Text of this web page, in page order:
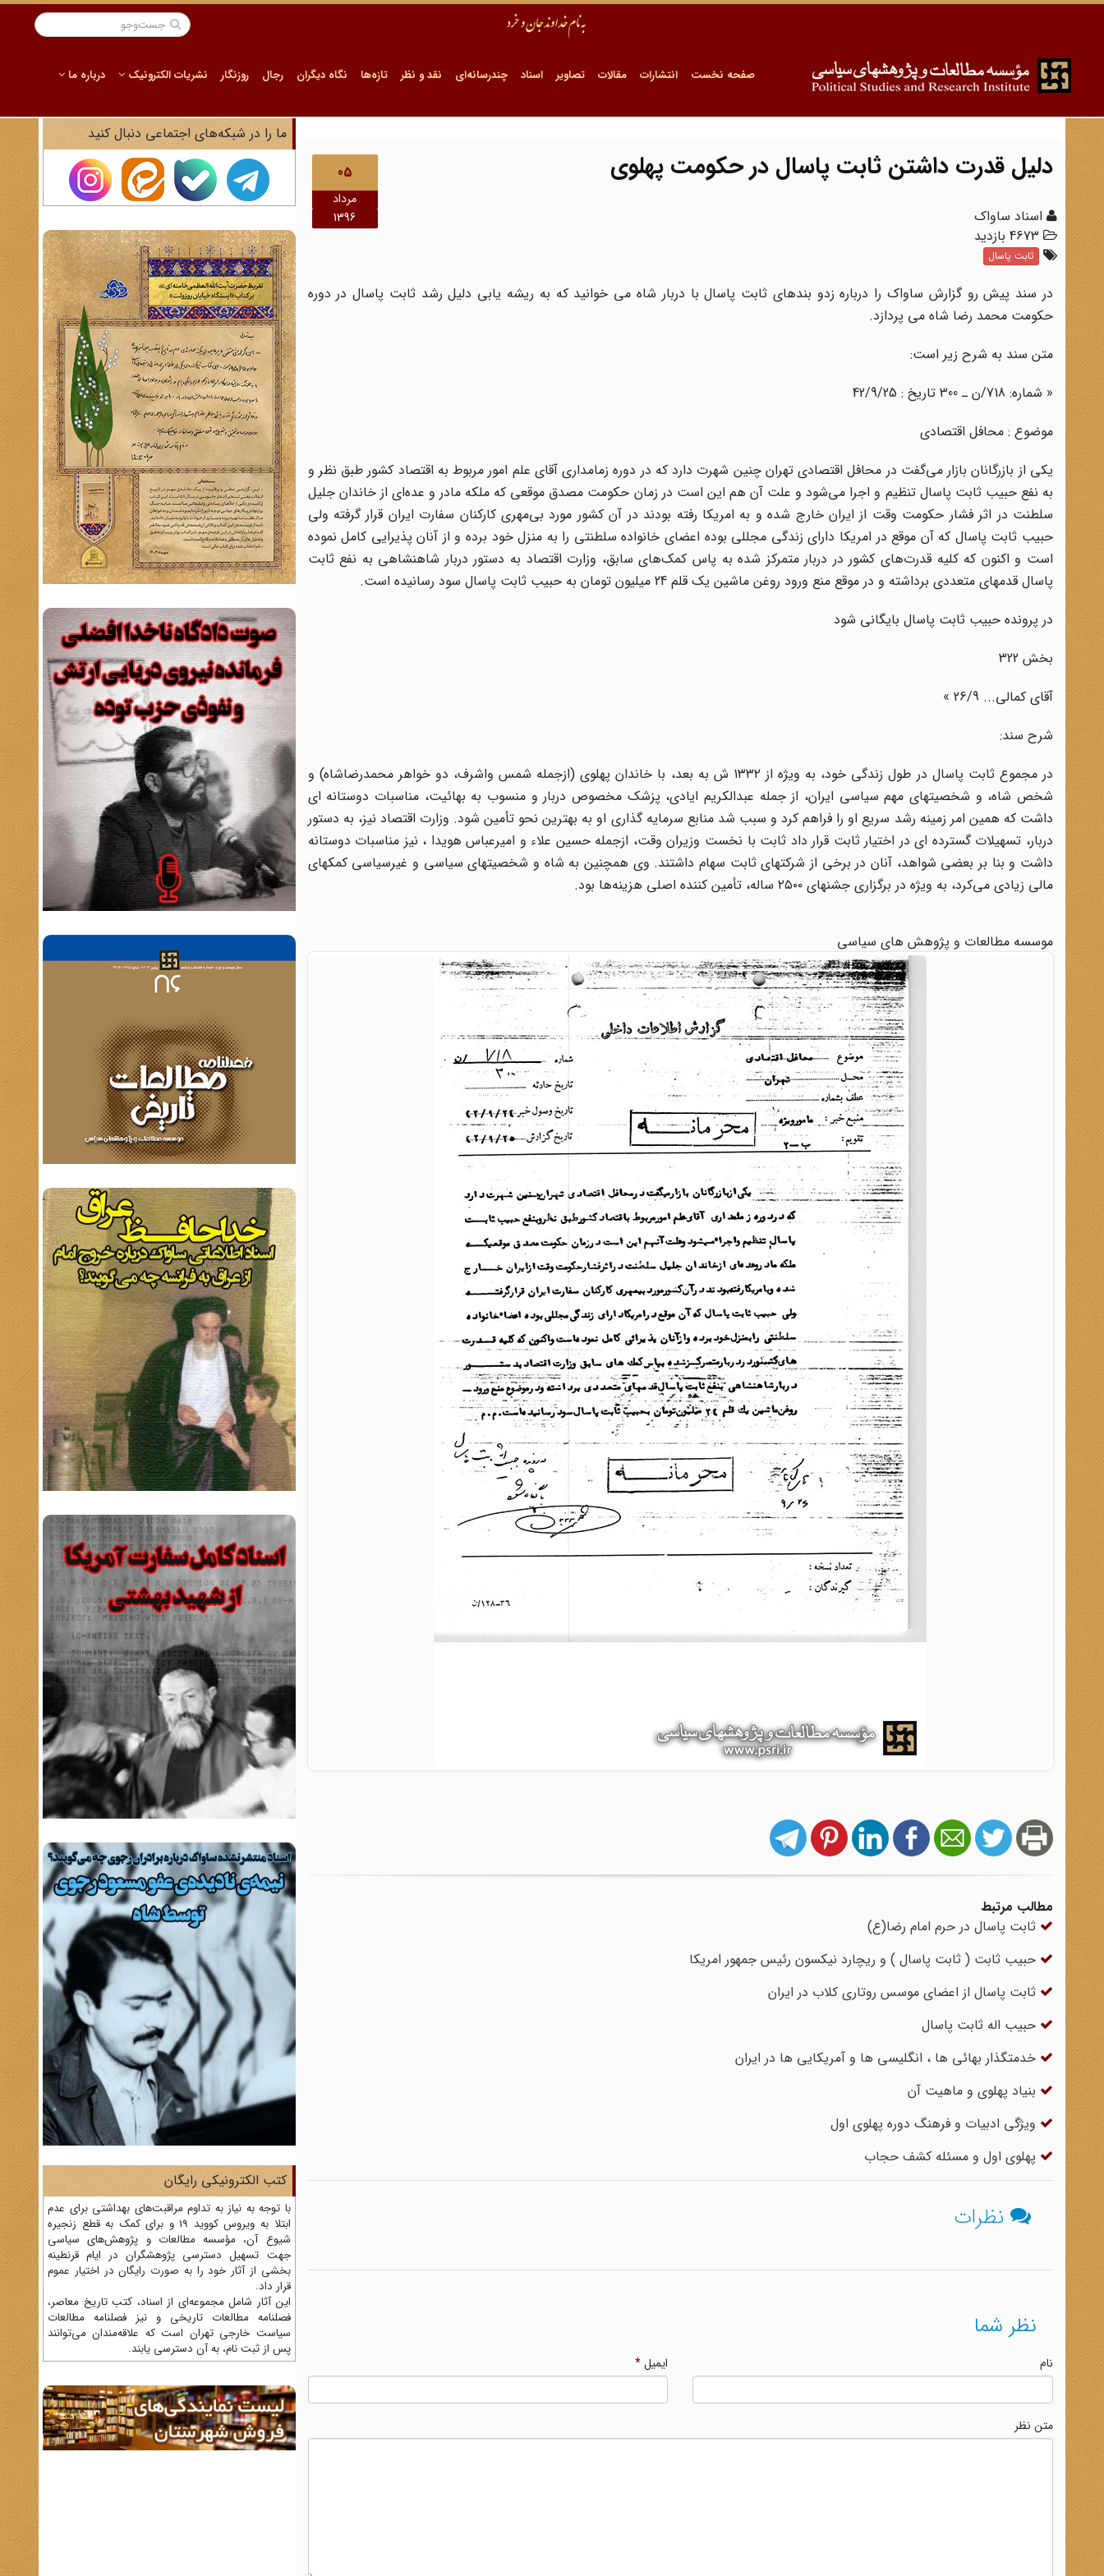
صفحه نخست انتشارات مقالات تصاویر اسناد چندرسانه‌ای نقد و نظر تازه‌ها نگاه دیگران رجال روزنگار نشریات الکترونیک درباره ما
05
مرداد
1396
دلیل قدرت داشتن ثابت پاسال در حکومت پهلوی
اسناد ساواک
ثابت پاسال
در سند پیش رو گزارش ساواک را درباره زدو بندهای ثابت پاسال با دربار شاه می خوانید که به ریشه یابی دلیل رشد ثابت پاسال در دوره
حکومت محمد رضا شاه می پردازد.
متن سند به شرح زیر است:
« شماره‌: 718/ن ـ 300 تاریخ : 42/9/25
موضوع : محافل اقتصادی
یکی از بازرگانان بازار می‌گفت در محافل اقتصادی تهران چنین شهرت دارد که در دوره زمامداری آقای علم امور مربوط به اقتصاد کشور طبق نظر و
به نفع حبیب ثابت پاسال تنظیم و اجرا می‌شود و علت آن هم این است در زمان حکومت مصدق موقعی که ملکه مادر و عده‌ای از خاندان جلیل
سلطنت در اثر فشار حکومت وقت از ایران خارج شده و به امریکا رفته بودند در آن کشور مورد بی‌مهری کارکنان سفارت ایران قرار گرفته ولی
حبیب ثابت پاسال که آن موقع در امریکا دارای زندگی مجللی بوده اعضای خانواده سلطنتی را به منزل خود برده و از آنان پذیرایی کامل نموده
است و اکنون که کلیه قدرت‌های کشور در دربار متمرکز شده به پاس کمک‌های سابق‌، وزارت اقتصاد به دستور دربار شاهنشاهی به نفع ثابت
پاسال قدمهای متعددی برداشته و در موقع منع ورود روغن ماشین یک قلم 24 میلیون تومان به حبیب ثابت پاسال سود رسانیده است‌.
در پرونده حبیب ثابت پاسال بایگانی شود
بخش 322
آقای کمالی‌... 26/9 »
شرح سند:
در مجموع ثابت پاسال در طول زندگی خود، به ویژه از ۱۳۳۲ ش به بعد، با خاندان پهلوی (ازجمله شمس واشرف، دو خواهر محمدرضاشاه) و
شخص شاه، و شخصیتهای مهم سیاسی ایران، از جمله عبدالکریم ایادی، پزشک مخصوص دربار و منسوب به بهائیت، مناسبات دوستانه ای
داشت که همین امر زمینه رشد سریع او را فراهم کرد و سبب شد منابع سرمایه گذاری او به بهترین نحو تأمین شود. وزارت اقتصاد نیز، به دستور
دربار، تسهیلات گسترده ای در اختیار ثابت قرار داد ثابت با نخست وزیران وقت، ازجمله حسین علاء و امیرعباس هویدا ، نیز مناسبات دوستانه
داشت و بنا بر بعضی شواهد، آنان در برخی از شرکتهای ثابت سهام داشتند. وی همچنین به شاه و شخصیتهای سیاسی و غیرسیاسی کمکهای
مالی زیادی می‌کرد، به ویژه در برگزاری جشنهای ۲۵۰۰ ساله، تأمین کننده اصلی هزینه‌ها بود.
موسسه مطالعات و پژوهش های سیاسی
مطالب مرتبط
ثابت پاسال در حرم امام رضا(ع)
حبیب ثابت ( ثابت پاسال ) و ریچارد نیکسون رئیس جمهور امریکا
ثابت پاسال از اعضای موسس روتاری کلاب در ایران
حبیب اله ثابت پاسال
خدمتگذار بهائی ها ، انگلیسی ها و آمریکایی ها در ایران
بنیاد پهلوی و ماهیت آن
ویژگی ادبیات و فرهنگ دوره پهلوی اول
پهلوی اول و مسئله کشف حجاب
نظرات
نظر شما
نام ایمیل*
متن نظر
ما را در شبکه‌های اجتماعی دنبال کنید
کتب الکترونیکی رایگان
با توجه به نیاز به تداوم مراقبت‌های بهداشتی برای عدم
ابتلا به ویروس کووید 19 و برای کمک به قطع زنجیره
شیوع آن، مؤسسه مطالعات و پژوهش‌های سیاسی
جهت تسهیل دسترسی پژوهشگران در ایام قرنطینه
بخشی از آثار خود را به صورت رایگان در اختیار عموم
قرار داد.
این آثار شامل مجموعه‌ای از اسناد، کتب تاریخ معاصر،
فصلنامه‌ مطالعات تاریخی و نیز فصلنامه مطالعات
سیاست خارجی تهران است که علاقه‌مندان می‌توانند
پس از ثبت نام، به آن دسترسی یابند.